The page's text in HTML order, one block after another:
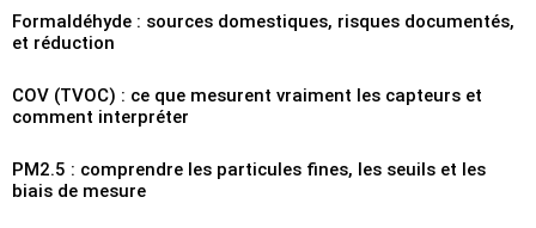
Formaldéhyde : sources domestiques, risques documentés,
et réduction
COV (TVOC) : ce que mesurent vraiment les capteurs et
comment interpréter
PM2.5 : comprendre les particules fines, les seuils et les
biais de mesure